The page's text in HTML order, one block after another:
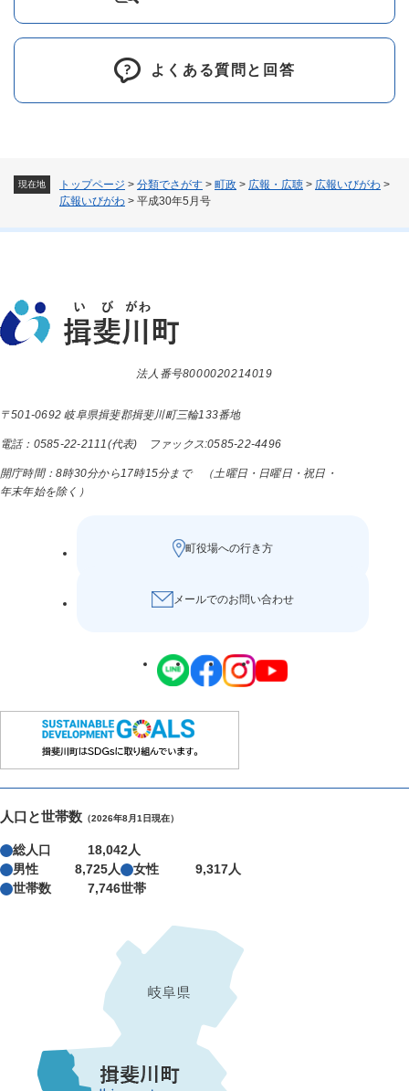
現在地 トップページ > 分類でさがす > 町政 > 広報・広聴 > 広報いびがわ >
広報いびがわ > 平成30年5月号
よくある質問と回答
法人番号8000020214019
〒501-0692 岐阜県揖斐郡揖斐川町三輪133番地
電話：0585-22-2111(代表) ファックス:0585-22-4496
開庁時間：8時30分から17時15分まで （土曜日・日曜日・祝日・
年末年始を除く）
町役場への行き方
メールでのお問い合わせ
人口と世帯数 （2026年8月1日現在）
総人口
18,042人
男性
8,725人 女性
9,317人
世帯数
7,746世帯